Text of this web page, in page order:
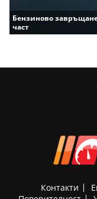
Бензиново
част
Контакти